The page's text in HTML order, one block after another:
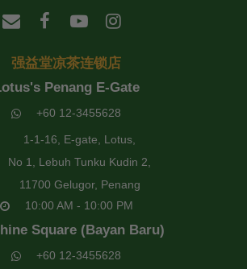
强益堂凉茶连锁店
Penang E-Gate
+60 12-3455628
1-1-16, E-gate, Lotus,
No 1, Lebuh Tunku Kudin 2,
11700 Gelugor, Penang
10:00 AM - 10:00 PM
Square (Bayan Baru)
+60 12-3455628